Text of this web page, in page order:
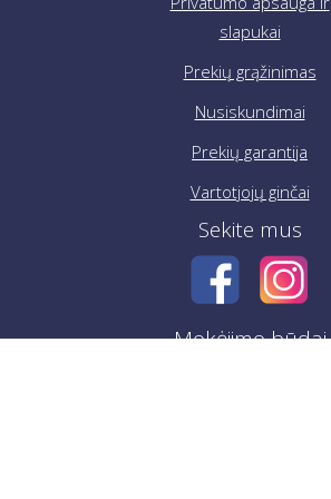
slapukai
Prekių grąžinimas
Nusiskundimai
Prekių garantija
Vartotjojų ginčai
Sekite mus
Mokėjimo būdai